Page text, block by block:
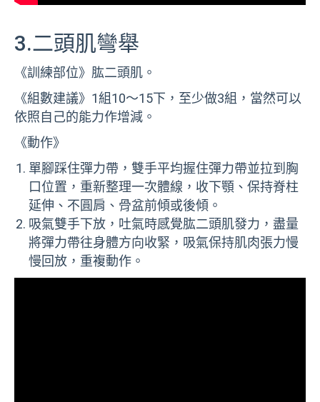
3.二頭肌彎舉
《訓練部位》肱二頭肌。
《組數建議》1組10～15下，至少做3組，當然可以
依照自己的能力作增減。
《動作》
單腳踩住彈力帶，雙手平均握住彈力帶並拉到胸
口位置，重新整理一次體線，收下顎、保持脊柱
延伸、不圓肩、骨盆前傾或後傾。
吸氣雙手下放，吐氣時感覺肱二頭肌發力，盡量
將彈力帶往身體方向收緊，吸氣保持肌肉張力慢
慢回放，重複動作。